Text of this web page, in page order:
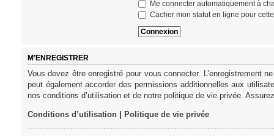
Me connecter automatiquement à
Cacher mon statut en ligne pour
M’ENREGISTRER
Vous devez être enregistré pour vous connecter. L’enregistrement
peut également accorder des permissions additionnelles aux
nos conditions d’utilisation et de notre politique de vie privée.
Conditions d’utilisation| Politique de vie privée